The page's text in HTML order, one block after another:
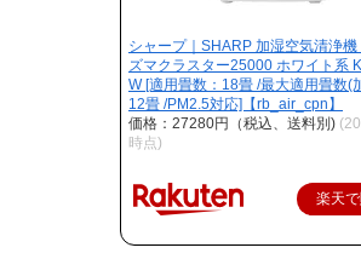
シャープ｜SHARP 加湿空気清浄
ズマクラスター25000 ホワイト系
W [適用畳数：18畳 /最大適用畳数(
12畳 /PM2.5対応]【rb_air_cpn】
価格：27280円（税込、送料別)
時点)
楽天で